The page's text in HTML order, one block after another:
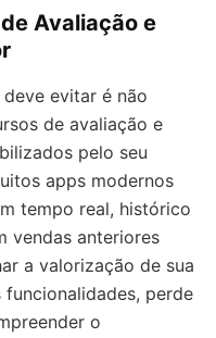
Avaliação e
evitar é não
de avaliação e
pelo seu
apps modernos
tempo real, histórico
vendas anteriores
a valorização de sua
perde
o